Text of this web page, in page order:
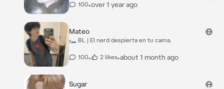
100•over 1 year ago
Mateo
🛏️ BL | El nerd despierta en tu cama.
100• 2 likes•about 1 month ago
Sugar